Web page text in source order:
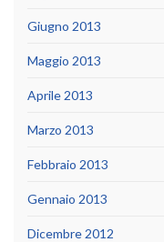
Giugno 2013
Maggio 2013
Aprile 2013
Marzo 2013
Febbraio 2013
Gennaio 2013
Dicembre 2012